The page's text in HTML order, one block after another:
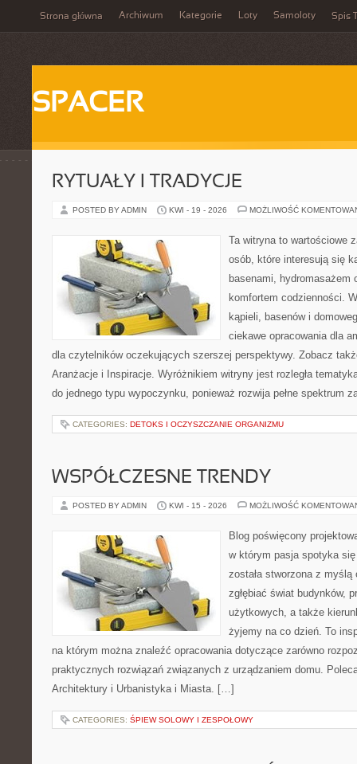
Strona główna Archiwum Kategorie Loty Samoloty Spis
SPACER
RYTUAŁY I TRADYCJE
POSTED BY ADMIN KWI - 19 - 2026 MOŻLIWOŚĆ
Ta witryna to wartościowe
osób, które interesują się
basenami, hydromasażem
komfortem codzienności.
kąpieli, basenów i
ciekawe opracowania dla
dla czytelników oczekujących szerszej perspektywy. Zobacz
Aranżacje i Inspiracje. Wyróżnikiem witryny jest rozległa
do jednego typu wypoczynku, ponieważ rozwija pełne spektrum
CATEGORIES: DETOKS I OCZYSZCZANIE ORGANIZMU
WSPÓŁCZESNE TRENDY
POSTED BY ADMIN KWI - 15 - 2026 MOŻLIWOŚĆ
Blog poświęcony
w którym pasja spotyka
została stworzona z
zgłębiać świat budynków,
użytkowych, a także
żyjemy na co dzień. To
na którym można znaleźć opracowania dotyczące zarówno
praktycznych rozwiązań związanych z urządzaniem domu.
Architektury i Urbanistyka i Miasta. […]
CATEGORIES: ŚPIEW SOLOWY I ZESPOŁOWY